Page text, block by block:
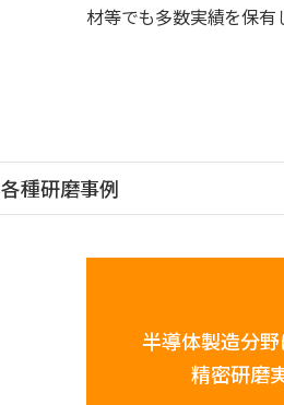
材等でも多数実績を保有
各種研磨事例
半導体製造分
精密研磨